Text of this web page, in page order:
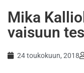
Mika
vaisuun
24 toukokuun, 2018